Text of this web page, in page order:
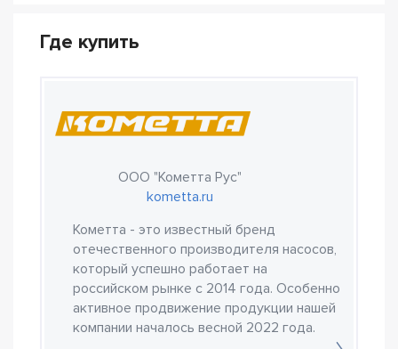
Где купить
ООО "Кометта Рус"
kometta.ru
Кометта - это известный бренд
отечественного производителя насосов,
который успешно работает на
российском рынке с 2014 года. Особенно
активное продвижение продукции нашей
компании началось весной 2022 года.